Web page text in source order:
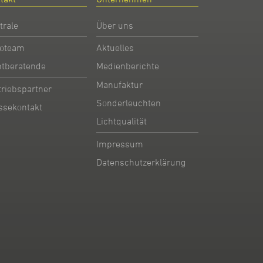
Über uns
Aktuelles
Medienberichte
Manufaktur
Sonderleuchten
Lichtqualität
Impressum
Datenschutzerklärung